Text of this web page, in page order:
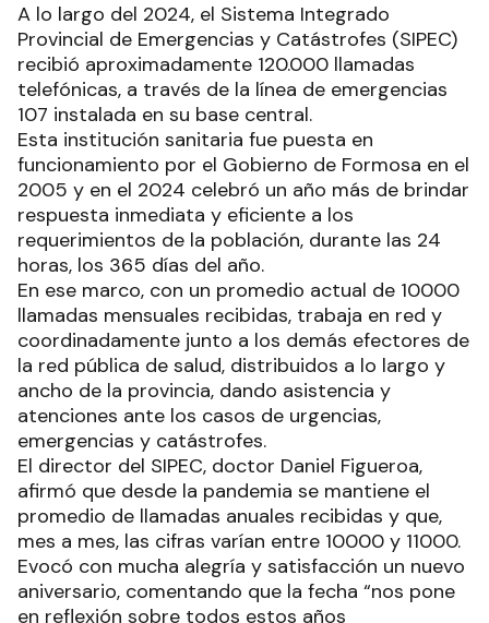
A lo largo del 2024, el Sistema Integrado
Provincial de Emergencias y Catástrofes (SIPEC)
recibió aproximadamente 120.000 llamadas
telefónicas, a través de la línea de emergencias
107 instalada en su base central.
Esta institución sanitaria fue puesta en
funcionamiento por el Gobierno de Formosa en el
2005 y en el 2024 celebró un año más de brindar
respuesta inmediata y eficiente a los
requerimientos de la población, durante las 24
horas, los 365 días del año.
En ese marco, con un promedio actual de 10000
llamadas mensuales recibidas, trabaja en red y
coordinadamente junto a los demás efectores de
la red pública de salud, distribuidos a lo largo y
ancho de la provincia, dando asistencia y
atenciones ante los casos de urgencias,
emergencias y catástrofes.
El director del SIPEC, doctor Daniel Figueroa,
afirmó que desde la pandemia se mantiene el
promedio de llamadas anuales recibidas y que,
mes a mes, las cifras varían entre 10000 y 11000.
Evocó con mucha alegría y satisfacción un nuevo
aniversario, comentando que la fecha “nos pone
en reflexión sobre todos estos años